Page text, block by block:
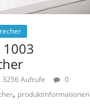
3256 Aufrufe
0
, produktinformationen